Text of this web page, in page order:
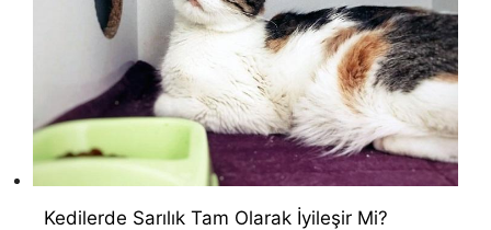
Kedilerde Sarılık Tam Olarak İyileşir Mi?